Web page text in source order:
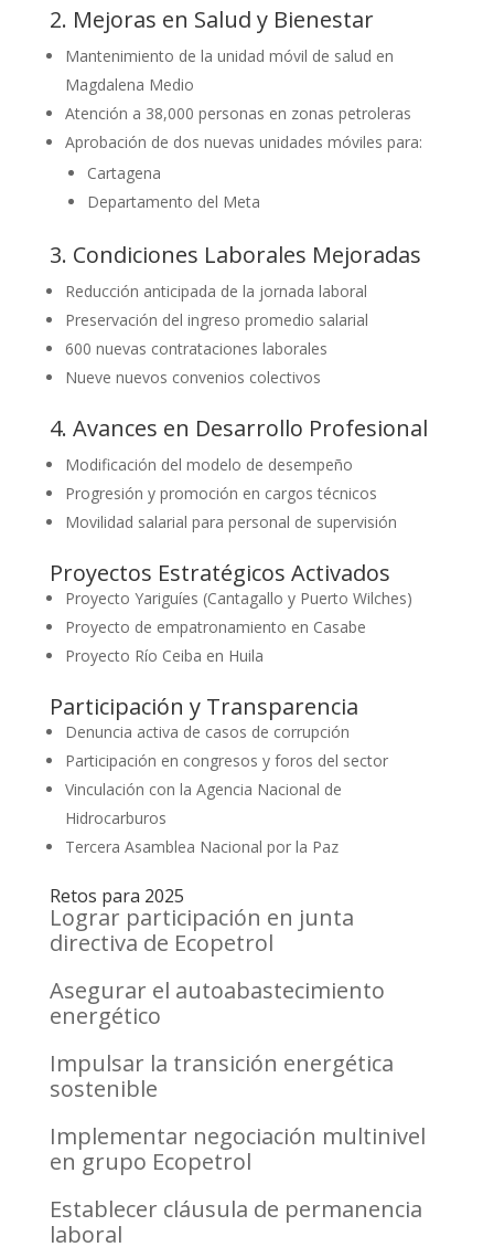
2. Mejoras en Salud y Bienestar
Mantenimiento de la unidad móvil de salud en
Magdalena Medio
Atención a 38,000 personas en zonas petroleras
Aprobación de dos nuevas unidades móviles para:
Cartagena
Departamento del Meta
3. Condiciones Laborales Mejoradas
Reducción anticipada de la jornada laboral
Preservación del ingreso promedio salarial
600 nuevas contrataciones laborales
Nueve nuevos convenios colectivos
4. Avances en Desarrollo Profesional
Modificación del modelo de desempeño
Progresión y promoción en cargos técnicos
Movilidad salarial para personal de supervisión
Proyectos Estratégicos Activados
Proyecto Yariguíes (Cantagallo y Puerto Wilches)
Proyecto de empatronamiento en Casabe
Proyecto Río Ceiba en Huila
Participación y Transparencia
Denuncia activa de casos de corrupción
Participación en congresos y foros del sector
Vinculación con la Agencia Nacional de
Hidrocarburos
Tercera Asamblea Nacional por la Paz
Retos para 2025
Lograr participación en junta
directiva de Ecopetrol
Asegurar el autoabastecimiento
energético
Impulsar la transición energética
sostenible
Implementar negociación multinivel
en grupo Ecopetrol
Establecer cláusula de permanencia
laboral